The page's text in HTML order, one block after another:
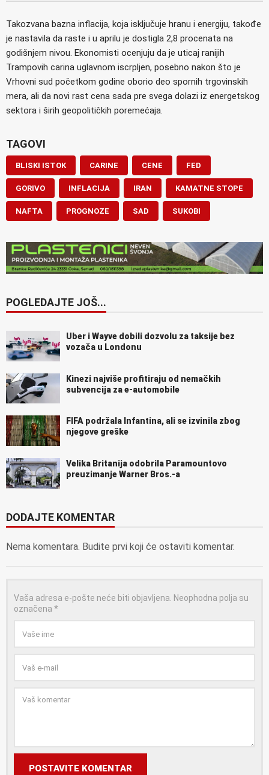
Takozvana bazna inflacija, koja isključuje hranu i energiju, takođe
je nastavila da raste i u aprilu je dostigla 2,8 procenata na
godišnjem nivou. Ekonomisti ocenjuju da je uticaj ranijih
Trampovih carina uglavnom iscrpljen, posebno nakon što je
Vrhovni sud početkom godine oborio deo spornih trgovinskih
mera, ali da novi rast cena sada pre svega dolazi iz energetskog
sektora i širih geopolitičkih poremećaja.
TAGOVI
BLISKI ISTOK CARINE CENE FED
GORIVO INFLACIJA IRAN KAMATNE STOPE
NAFTA PROGNOZE SAD SUKOBI
POGLEDAJTE JOŠ...
Uber i Wayve dobili dozvolu za taksije bez
vozača u Londonu
Kinezi najviše profitiraju od nemačkih
subvencija za e-automobile
FIFA podržala Infantina, ali se izvinila zbog
njegove greške
Velika Britanija odobrila Paramountovo
preuzimanje Warner Bros.-a
DODAJTE KOMENTAR
Nema komentara. Budite prvi koji će ostaviti komentar.
Vaša adresa e-pošte neće biti objavljena. Neophodna polja su
označena *
POSTAVITE KOMENTAR